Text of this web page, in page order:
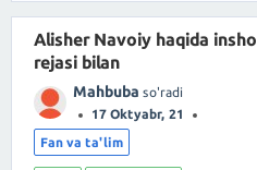
Alisher Navoiy haqida insho
rejasi bilan
Mahbuba so'radi
17 Oktyabr, 21
Fan va ta'lim